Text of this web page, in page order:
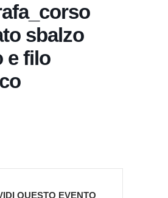
sbalzo
e filo
QUESTO EVENTO